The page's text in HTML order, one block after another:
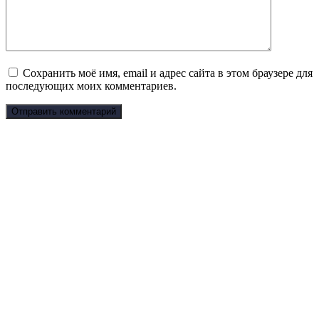
Сохранить моё имя, email и адрес сайта в этом браузере для
последующих моих комментариев.